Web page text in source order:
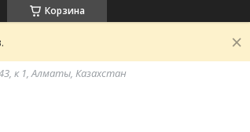
Корзина
к 1, Алматы, Казахстан